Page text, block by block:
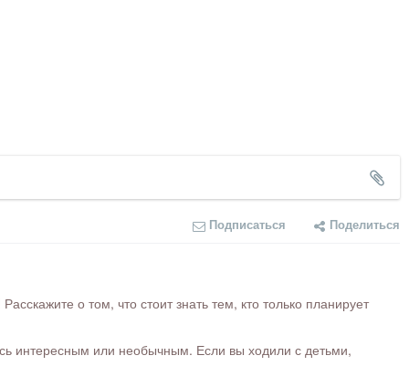
Подписаться Поделиться
о том, что стоит знать тем, кто только планирует
интересным или необычным. Если вы ходили с детьми,